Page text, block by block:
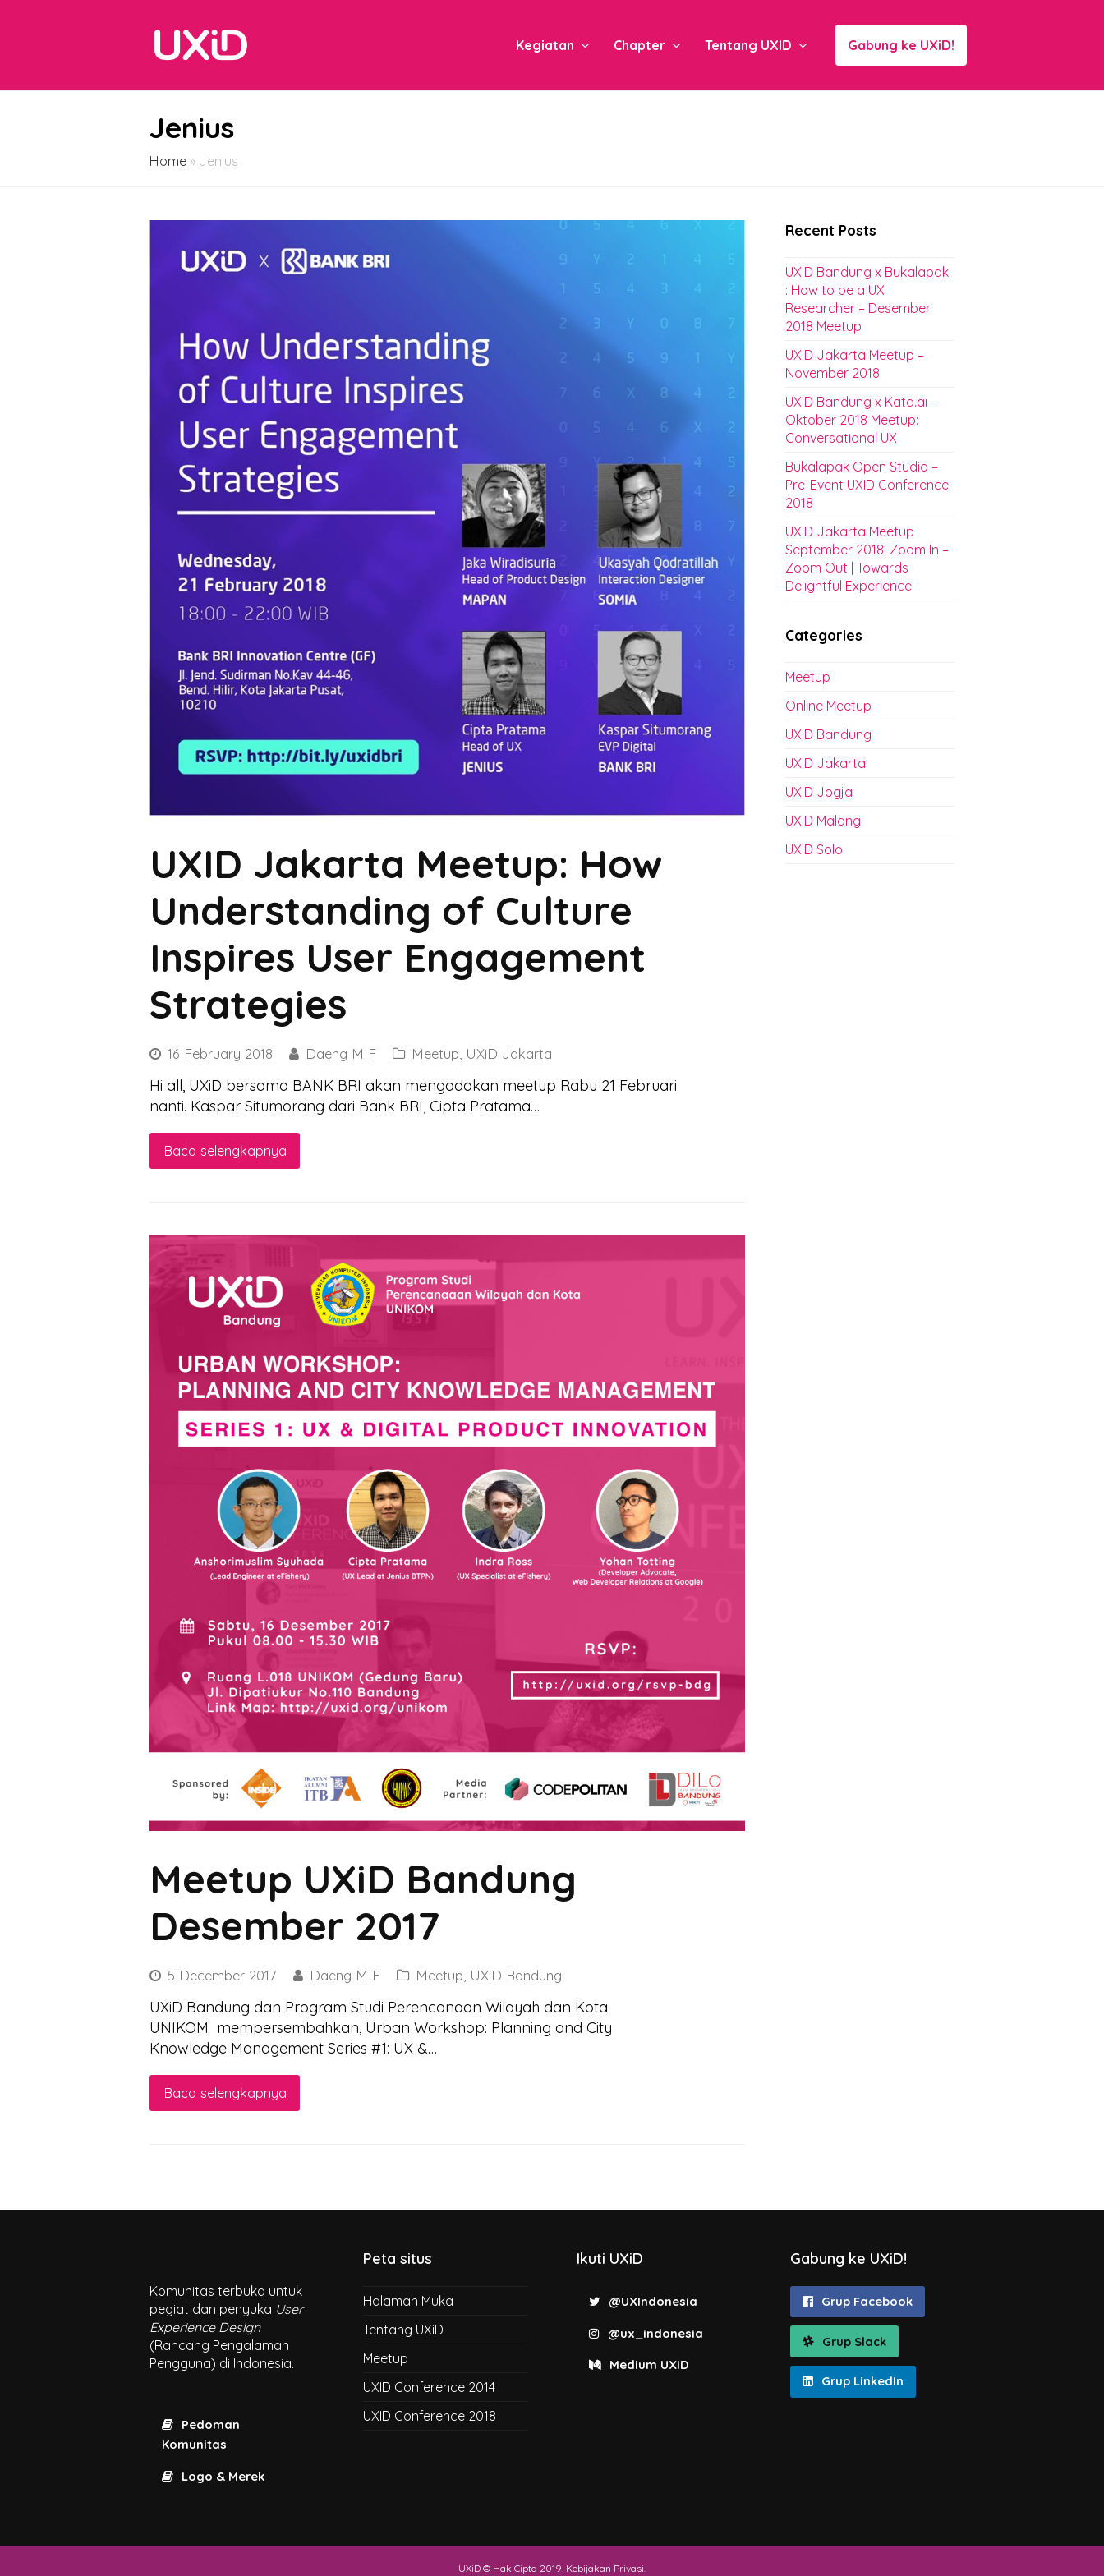
Kegiatan Chapter Tentang UXID Gabung ke UXiD!
Jenius
Home » Jenius
UXID Jakarta Meetup: How
Understanding of Culture
Inspires User Engagement
Strategies
16 February 2018 Daeng M F Meetup UXiD Jakarta
Hi all, UXiD bersama BANK BRI akan mengadakan meetup Rabu 21 Februari
nanti. Kaspar Situmorang dari Bank BRI, Cipta Pratama…
Baca selengkapnya
Meetup UXiD Bandung
Desember 2017
5 December 2017 Daeng M F Meetup UXiD Bandung
UXiD Bandung dan Program Studi Perencanaan Wilayah dan Kota
UNIKOM mempersembahkan, Urban Workshop: Planning and City
Knowledge Management Series #1: UX &…
Baca selengkapnya
Recent Posts
UXID Bandung x Bukalapak
: How to be a UX
Researcher – Desember
2018 Meetup
UXID Jakarta Meetup –
November 2018
UXID Bandung x Kata.ai –
Oktober 2018 Meetup:
Conversational UX
Bukalapak Open Studio –
Pre-Event UXID Conference
2018
UXiD Jakarta Meetup
September 2018: Zoom In –
Zoom Out | Towards
Delightful Experience
Categories
Meetup
Online Meetup
UXiD Bandung
UXiD Jakarta
UXID Jogja
UXiD Malang
UXID Solo
Komunitas terbuka untuk
pegiat dan penyuka User
Experience Design
(Rancang Pengalaman
Pengguna) di Indonesia.
Pedoman
Komunitas
Logo & Merek
Peta situs
Halaman Muka
Tentang UXiD
Meetup
UXID Conference 2014
UXID Conference 2018
Ikuti UXiD
@UXIndonesia
@ux_indonesia
Medium UXiD
Gabung ke UXiD!
Grup Facebook
Grup Slack
Grup LinkedIn
UXiD © Hak Cipta 2019. Kebijakan Privasi.